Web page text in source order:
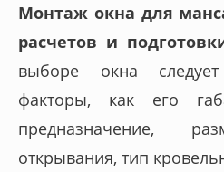
Монтаж окна для
расчетов и
выборе окна
факторы, как его
предназначение,
открывания, тип